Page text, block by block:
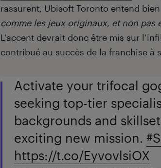
rassurent, Ubisoft Toronto entend bien
comme les jeux originaux, et non pas
L’accent devrait donc être mis sur
contribué au succès de la franchise à
Activate your trifocal
seeking top-tier
backgrounds and
exciting new mission.
https://t.co/EyvovlsiOX